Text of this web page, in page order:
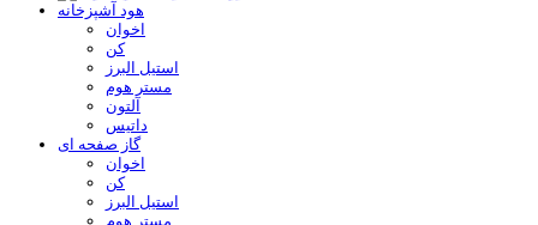
هود آشپزخانه
اخوان
کن
استیل البرز
مستر هوم
آلتون
داتیس
گاز صفحه ای
اخوان
کن
استیل البرز
مستر هوم